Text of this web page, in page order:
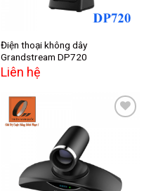
Điện thoại không dây
Grandstream DP720
Liên hệ